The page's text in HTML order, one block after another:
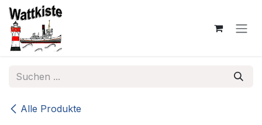
Zum Inhalt springen
Alle Produkte